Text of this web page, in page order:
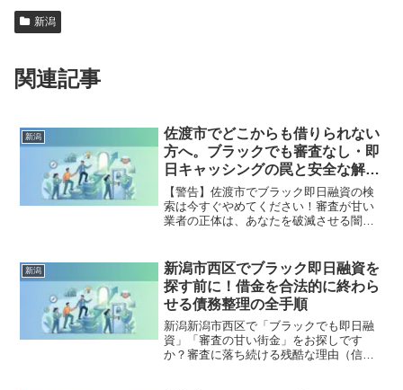
新潟
関連記事
新潟
佐渡市でどこからも借りられない
方へ。ブラックでも審査なし・即
日キャッシングの罠と安全な解決
策
【警告】佐渡市でブラック即日融資の検
索は今すぐやめてください！審査が甘い
業者の正体は、あなたを破滅させる闇金
市で違法業者を避け、借金地獄から抜け
出した方々の実体験と確実な解決策を完
全公開。
新潟
新潟市西区でブラック即日融資を
探す前に！借金を合法的に終わら
せる債務整理の全手順
新潟新潟市西区で「ブラックでも即日融
資」「審査の甘い街金」をお探しです
か？審査に落ち続ける残酷な理由（信用